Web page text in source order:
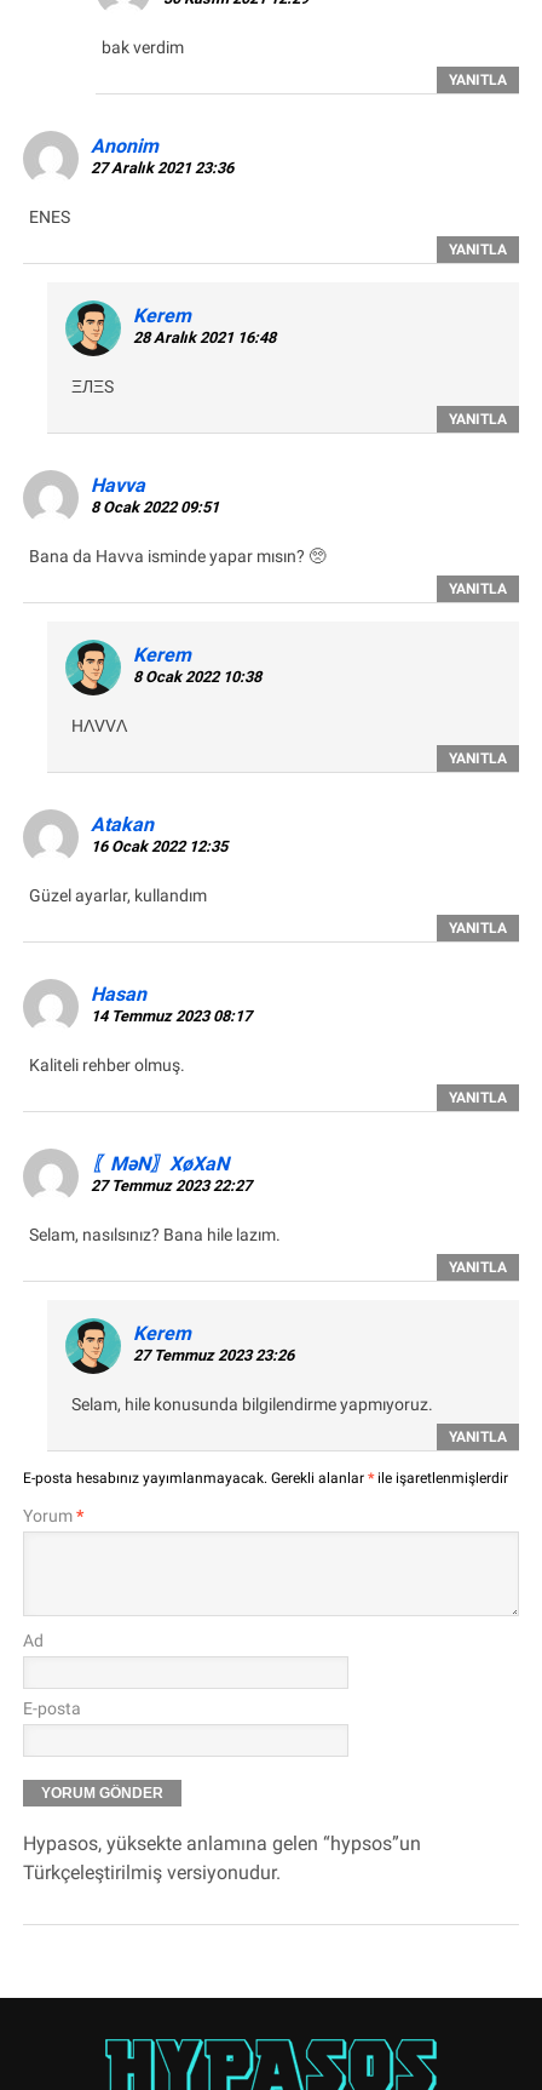
bak verdim
YANITLA
Anonim
27 Aralık 2021 23:36
ENES
YANITLA
Kerem
28 Aralık 2021 16:48
ΞЛΞS
YANITLA
Havva
8 Ocak 2022 09:51
Bana da Havva isminde yapar mısın? 🥺
YANITLA
Kerem
8 Ocak 2022 10:38
HΛVVΛ
YANITLA
Atakan
16 Ocak 2022 12:35
Güzel ayarlar, kullandım
YANITLA
Hasan
14 Temmuz 2023 08:17
Kaliteli rehber olmuş.
YANITLA
〖MəN〗XøXaN
27 Temmuz 2023 22:27
Selam, nasılsınız? Bana hile lazım.
YANITLA
Kerem
27 Temmuz 2023 23:26
Selam, hile konusunda bilgilendirme yapmıyoruz.
YANITLA
E-posta hesabınız yayımlanmayacak. Gerekli alanlar *ile işaretlenmişlerdir
Yorum*
Ad
E-posta
Hypasos, yüksekte anlamına gelen “hypsos”un
Türkçeleştirilmiş versiyonudur.